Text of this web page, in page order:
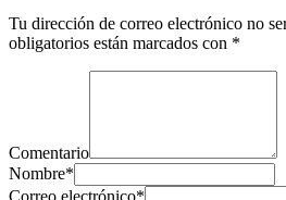
Tu dirección de correo electrónico no
obligatorios están marcados con *
Comentario
Nombre*
Correo electrónico*